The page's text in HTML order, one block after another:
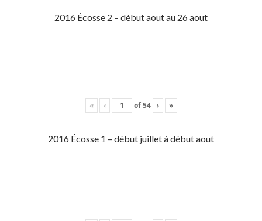
2016 Écosse 2 – début aout au 26 aout
« ‹ of54 › »
2016 Écosse 1 – début juillet à début aout